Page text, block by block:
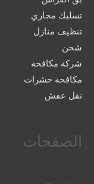
تسليك مجاري
تنظيف منازل
شحن
شركة مكافحة
مكافحة حشرات
نقل عفش
الصفحات